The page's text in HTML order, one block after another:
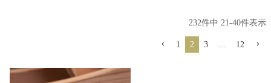
232件中 21-40件表示
1 2 3 … 12